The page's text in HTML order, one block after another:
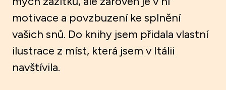
motivace a povzbuzení ke splnění
vašich snů. Do knihy jsem přidala vlastní
ilustrace z míst, která jsem v Itálii
navštívila.